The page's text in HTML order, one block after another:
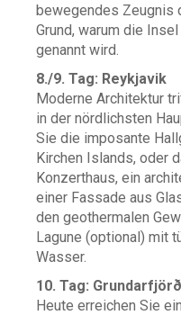
bewegendes Zeugnis
Grund, warum die
genannt wird.
8./9. Tag: Reykjavik
Moderne Architektur
in der nördlichsten
Sie die imposante
Kirchen Islands, oder
Konzerthaus, ein
einer Fassade aus
den geothermalen
Lagune (optional) mit
Wasser.
10. Tag:
Heute erreichen Sie